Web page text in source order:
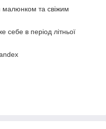
малюнком та свіжим
себе в період літньої